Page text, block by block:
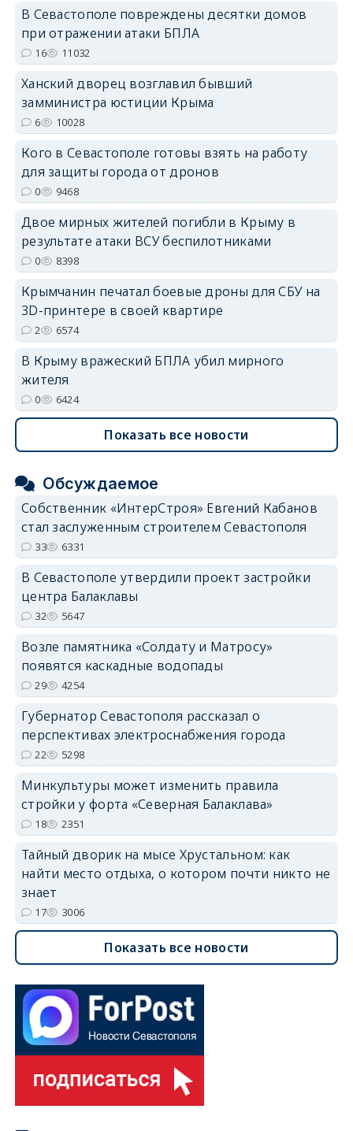
erid: 2SDnjdvhGXG
В Севастополе повреждены десятки домов
при отражении атаки БПЛА
16 11032
Ханский дворец возглавил бывший
замминистра юстиции Крыма
6 10028
Кого в Севастополе готовы взять на работу
для защиты города от дронов
0 9468
Двое мирных жителей погибли в Крыму в
результате атаки ВСУ беспилотниками
0 8398
Крымчанин печатал боевые дроны для СБУ на
3D-принтере в своей квартире
2 6574
В Крыму вражеский БПЛА убил мирного
жителя
0 6424
Показать все новости
Обсуждаемое
Собственник «ИнтерСтроя» Евгений Кабанов
стал заслуженным строителем Севастополя
33 6331
В Севастополе утвердили проект застройки
центра Балаклавы
32 5647
Возле памятника «Солдату и Матросу»
появятся каскадные водопады
29 4254
Губернатор Севастополя рассказал о
перспективах электроснабжения города
22 5298
Минкультуры может изменить правила
стройки у форта «Северная Балаклава»
18 2351
Тайный дворик на мысе Хрустальном: как
найти место отдыха, о котором почти никто не
знает
17 3006
Показать все новости